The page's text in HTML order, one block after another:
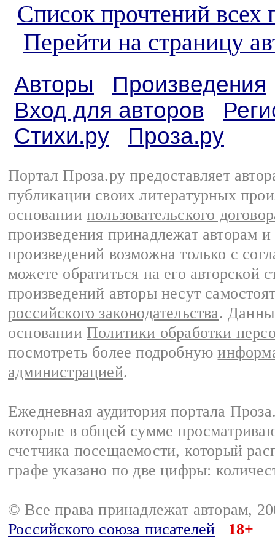
Список прочтений всех
Перейти на страницу
Авторы
Произведения
Вход для авторов
Стихи.ру
Проза.ру
Портал Проза.ру предоставляет
публикации своих литературных
основании пользовательского
произведения принадлежат авторам
произведений возможна только с
можете обратиться на его авторской
произведений авторы несут
российского законодательства.
основании Политики обработки
посмотреть более подробную
администрацией.
Ежедневная аудитория портала
которые в общей сумме
счетчика посещаемости, который
графе указано по две цифры:
© Все права принадлежат авторам,
Российского союза писателей
18+